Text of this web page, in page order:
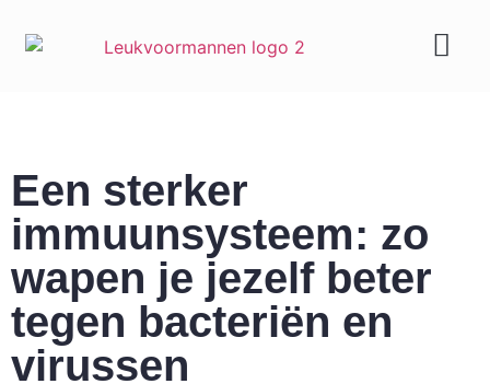
Een sterker
immuunsysteem: zo
wapen je jezelf beter
tegen bacteriën en
virussen